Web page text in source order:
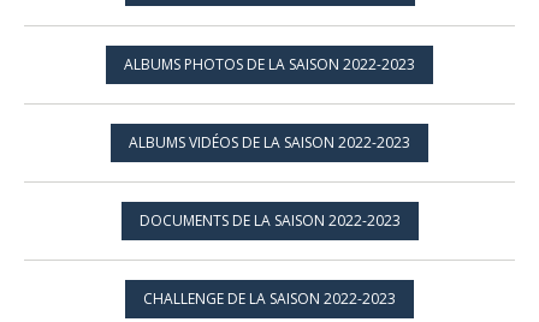
ALBUMS PHOTOS DE LA SAISON 2022-2023
ALBUMS VIDÉOS DE LA SAISON 2022-2023
DOCUMENTS DE LA SAISON 2022-2023
CHALLENGE DE LA SAISON 2022-2023